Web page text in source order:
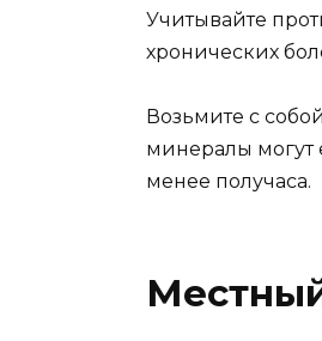
Учитывайте
хронических
Возьмите с
минералы могут
менее получаса.